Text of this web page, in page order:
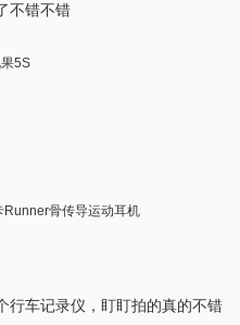
不错不错
果5S
Runner骨传导运动耳机
行车记录仪，盯盯拍的真的不错